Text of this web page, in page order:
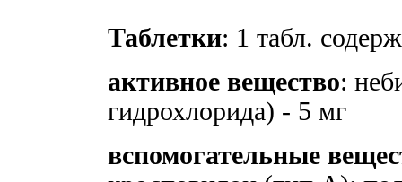
Таблетки: 1 табл.
активное вещество:
гидрохлорида) - 5 мг
вспомогательные